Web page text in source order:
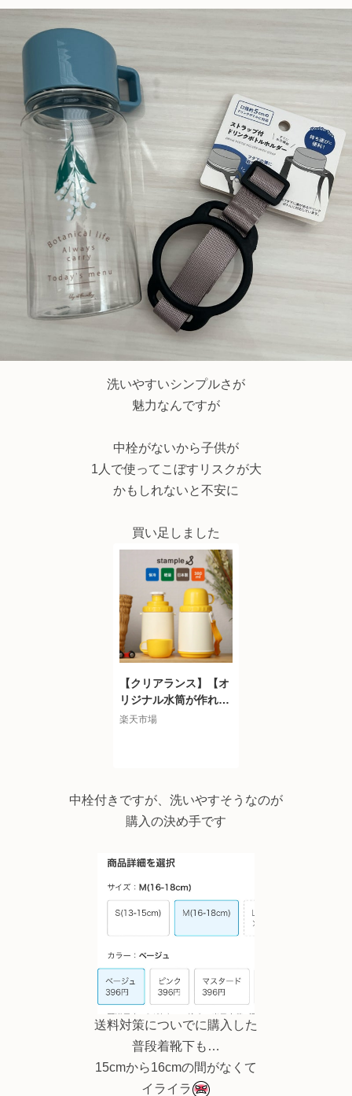
洗いやすいシンプルさが
魅力なんですが
中栓がないから子供が
1人で使ってこぼすリスクが大
かもしれないと不安に
買い足しました
【クリアランス】【オ
リジナル水筒が作れち
ゃう♪】stample スタ
キッズ ベビー プラス
チック かわいい 子供
こども 子ども 男の子
園 入園 幼稚園 61705
N
楽天市場
中栓付きですが、洗いやすそうなのが
購入の決め手です
送料対策についでに購入した
普段着靴下も…
15cmから16cmの間がなくて
イライラ